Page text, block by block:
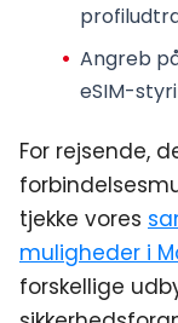
Angreb
eSIM-
For rejsende,
tjekke vores
muligheder i
forskellige